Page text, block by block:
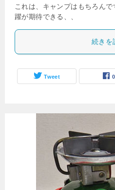
これは、キャンプはもちろん
躍が期待できる、、
続きを
Tweet 0